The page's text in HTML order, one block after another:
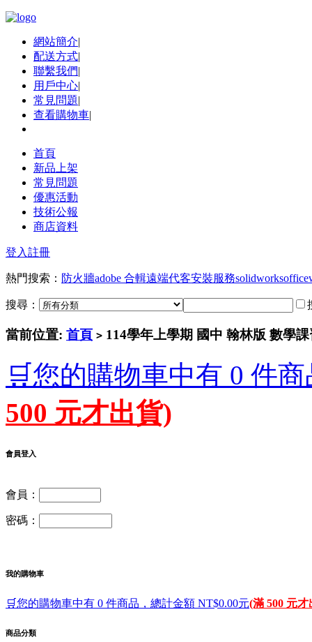
網站簡介|
配送方式|
聯繫我們|
用戶中心|
常見問題|
查看購物車|
首頁
新品上架
常見問題
優惠活動
技術公報
商店資料
登入註冊
熱門搜索： 防火牆adobe 合輯遠端代客安裝服務solidworksoffice
搜尋：
當前位置: 首頁 > 114學年上學期 國中 翰林版 數學
🛒您的購物車中有 0 件
500 元才出貨)
會員登入
會員：
密碼：
我的購物車
🛒您的購物車中有 0 件商品，總計金額 NT$0.00元(滿 500 元才
商品分類